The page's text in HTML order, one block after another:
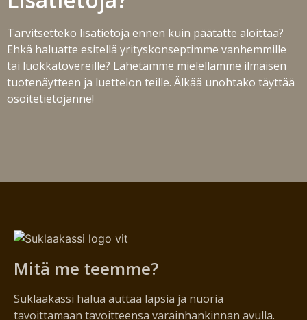
Tarvitsetteko lisätietoja ennen kuin päätätte aloittaa?
Ehkä haluatte esitellä yrityskonseptimme vanhemmille
tai luokkatovereille? Lähetämme mielellämme ilmaisen
tuotenäytteen ja luettelon teille. Älkää unohtako täyttää
osoitetietojanne!
Mitä me teemme?
Suklaakassi halua auttaa lapsia ja nuoria
tavoittamaan tavoitteensa varainhankinnan avulla.